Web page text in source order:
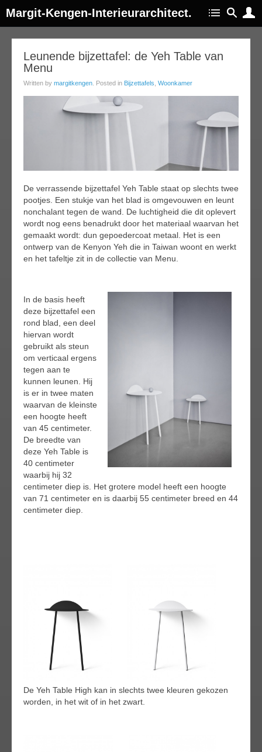
Margit-Kengen-Interieurarchitect.
Leunende bijzettafel: de Yeh Table van
Menu
Written by margitkengen . Posted in Bijzettafels Woonkamer
De verrassende bijzettafel Yeh Table staat op slechts twee
pootjes. Een stukje van het blad is omgevouwen en leunt
nonchalant tegen de wand. De luchtigheid die dit oplevert
wordt nog eens benadrukt door het materiaal waarvan het
gemaakt wordt: dun gepoedercoat metaal. Het is een
ontwerp van de Kenyon Yeh die in Taiwan woont en werkt
en het tafeltje zit in de collectie van Menu.
In de basis heeft
deze bijzettafel een
rond blad, een deel
hiervan wordt
gebruikt als steun
om verticaal ergens
tegen aan te
kunnen leunen. Hij
is er in twee maten
waarvan de kleinste
een hoogte heeft
van 45 centimeter.
De breedte van
deze Yeh Table is
40 centimeter
waarbij hij 32
centimeter diep is. Het grotere model heeft een hoogte
van 71 centimeter en is daarbij 55 centimeter breed en 44
centimeter diep.
De Yeh Table High kan in slechts twee kleuren gekozen
worden, in het wit of in het zwart.